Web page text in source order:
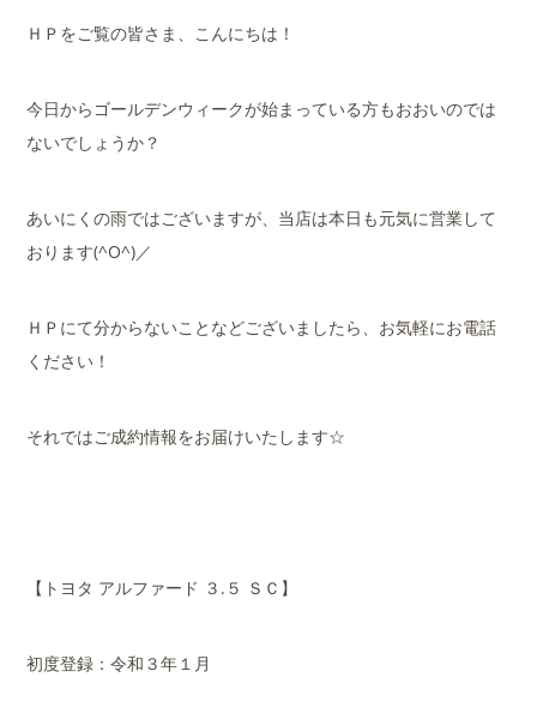
会社概要
ＨＰをご覧の皆さま、こんにちは！
今日からゴールデンウィークが始まっている方もおおいのでは
ないでしょうか？
あいにくの雨ではございますが、当店は本日も元気に営業して
おります(^O^)／
ＨＰにて分からないことなどございましたら、お気軽にお電話
ください！
それではご成約情報をお届けいたします☆
【トヨタ アルファード ３.５ ＳＣ】
初度登録：令和３年１月